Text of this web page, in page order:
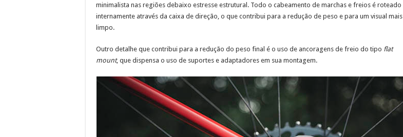
minimalista nas regiões debaixo estresse estrutural. Todo o cabeamento de marchas e freios é roteado
internamente através da caixa de direção, o que contribui para a redução de peso e para um visual mais
limpo.
Outro detalhe que contribui para a redução do peso final é o uso de ancoragens de freio do tipo flat
mount, que dispensa o uso de suportes e adaptadores em sua montagem.